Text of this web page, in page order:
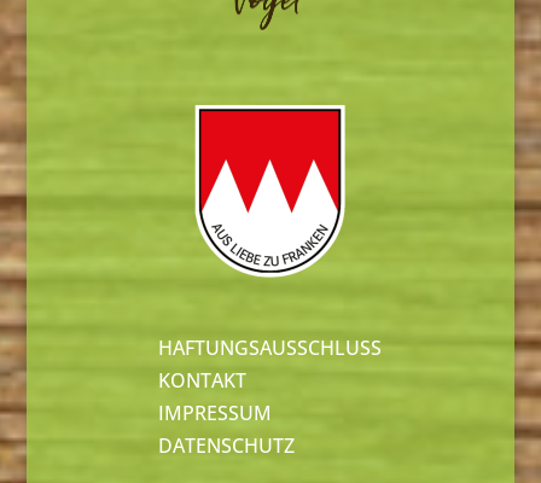
HAFTUNGSAUSSCHLUSS
KONTAKT
IMPRESSUM
DATENSCHUTZ